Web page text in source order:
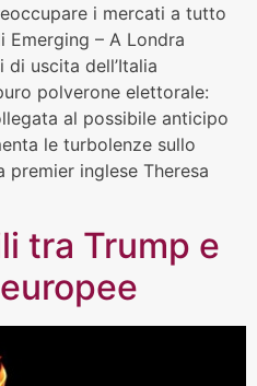
i mercati a tutto
– A Londra
uscita dell’Italia
polverone elettorale:
al possibile anticipo
le turbolenze sullo
premier inglese Theresa
tra Trump e